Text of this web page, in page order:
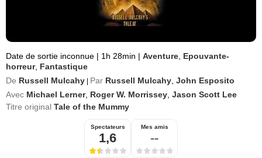
Date de sortie inconnue | 1h 28min | Aventure Epouvante-
horreur, Fantastique
De Russell Mulcahy Par Russell Mulcahy John Esposito
Avec Michael Lerner, Roger W. Morrissey Jason Scott Lee
Titre original Tale of the Mummy
Spectateurs
1,6
Mes amis
--